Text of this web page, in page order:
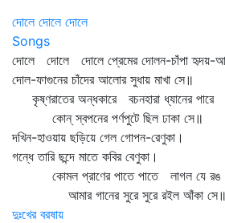
দোলে দোলে দোলে
Songs
দোলে দোলে দোলে প্রেমের দোলন-চাঁপা হৃদয়-
দোল-ফাগুনের চাঁদের আলোর সুধায় মাখা সে॥
কৃষ্ণরাতের অন্ধকারে বচনহারা ধ্যানের পারে
কোন্‌ স্বপনের পর্ণপুটে ছিল ঢাকা সে॥
দখিন-হাওয়ায় ছড়িয়ে গেল গোপন-রেণুকা।
গন্ধে তারি ছন্দে মাতে কবির বেণুকা।
কোমল প্রাণের পাতে পাতে লাগল যে রঙ
আমার গানের সুরে সুরে রইল আঁকা সে॥
দুঃখের বরষায়